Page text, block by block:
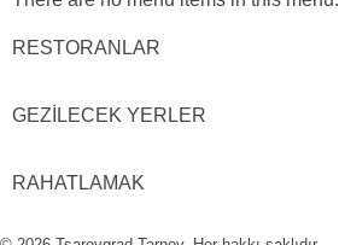
RESTORANLAR
GEZİLECEK YERLER
RAHATLAMAK